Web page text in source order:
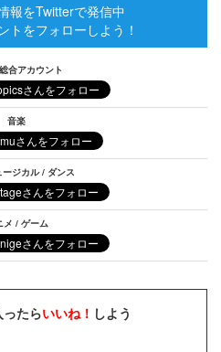
報をTwitterで発信中
トをフォローしよう！
合アカウント
音楽
ジカル / ダンス
メ / ゲーム
たらいいね！ しよう